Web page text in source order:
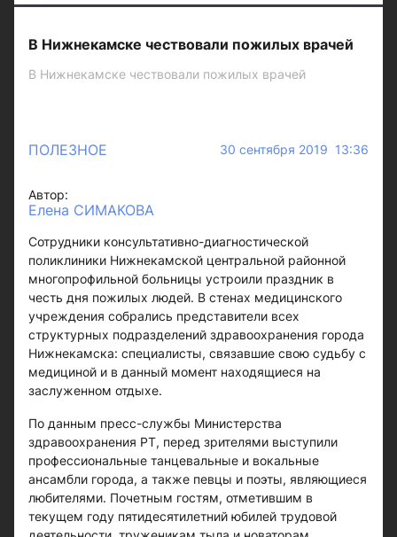
В Нижнекамске чествовали пожилых врачей
В Нижнекамске чествовали пожилых врачей
ПОЛЕЗНОЕ 30 сентября 2019 13:36
Автор:
Елена СИМАКОВА
Сотрудники консультативно-диагностической
поликлиники Нижнекамской центральной районной
многопрофильной больницы устроили праздник в
честь дня пожилых людей. В стенах медицинского
учреждения собрались представители всех
структурных подразделений здравоохранения города
Нижнекамска: специалисты, связавшие свою судьбу с
медициной и в данный момент находящиеся на
заслуженном отдыхе.
По данным пресс-службы Министерства
здравоохранения РТ, перед зрителями выступили
профессиональные танцевальные и вокальные
ансамбли города, а также певцы и поэты, являющиеся
любителями. Почетным гостям, отметившим в
текущем году пятидесятилетний юбилей трудовой